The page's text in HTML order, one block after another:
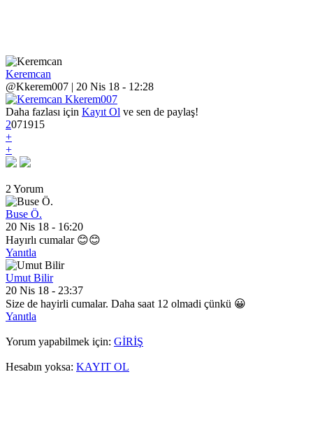
Keremcan
@Kkerem007 | 20 Nis 18 - 12:28
Daha fazlası için Kayıt Ol ve sen de paylaş!
2071915
+
+
2 Yorum
Buse Ö.
20 Nis 18 - 16:20
Hayırlı cumalar 😊😊
Yanıtla
Umut Bilir
20 Nis 18 - 23:37
Size de hayirli cumalar. Daha saat 12 olmadi çünkü 😀
Yanıtla
Yorum yapabilmek için: GİRİŞ
Hesabın yoksa: KAYIT OL